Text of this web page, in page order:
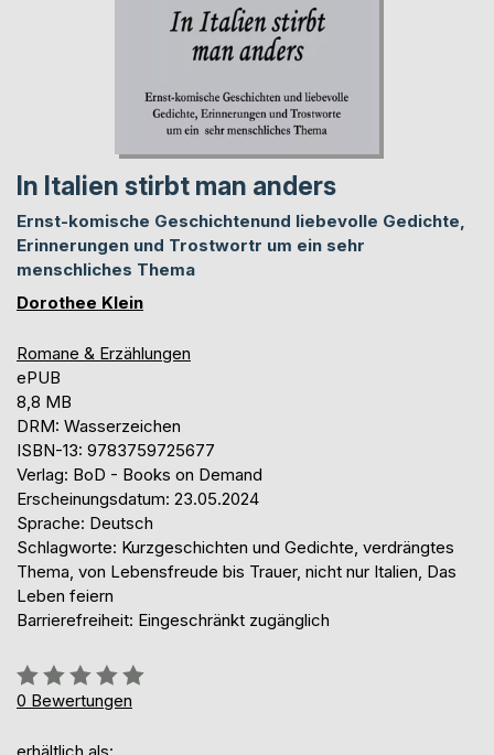
In Italien stirbt man anders
Ernst-komische Geschichtenund liebevolle Gedichte,
Erinnerungen und Trostwortr um ein sehr
menschliches Thema
Dorothee Klein
Romane & Erzählungen
ePUB
8,8 MB
DRM: Wasserzeichen
ISBN-13: 9783759725677
Verlag: BoD - Books on Demand
Erscheinungsdatum: 23.05.2024
Sprache: Deutsch
Schlagworte: Kurzgeschichten und Gedichte, verdrängtes
Thema, von Lebensfreude bis Trauer, nicht nur Italien, Das
Leben feiern
Barrierefreiheit: Eingeschränkt zugänglich
Bewertung::
0%
0 Bewertungen